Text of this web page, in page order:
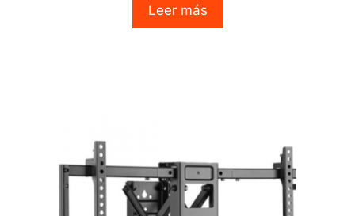
u
Leer más